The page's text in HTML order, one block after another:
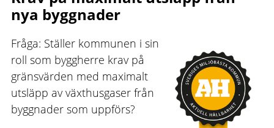
nya byggnader
Fråga: Ställer kommunen i sin
roll som byggherre krav på
gränsvärden med maximalt
utsläpp av växthusgaser från
byggnader som uppförs?